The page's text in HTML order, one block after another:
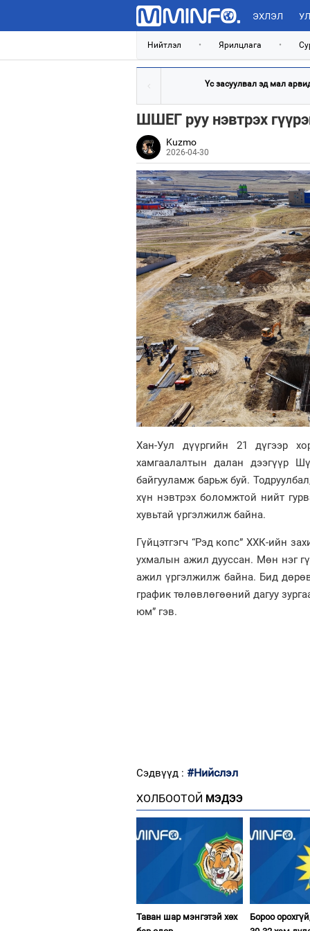
ЭХЛЭЛ
Нийтлэл • Ярилцлага •
Үс засуулвал эд мал
ШШЕГ руу нэвтрэх
Kuzmo
2026-04-30
Хан-Уул дүүргийн 21 дүгээр
хамгаалалтын далан дээгүүр
байгууламж барьж буй.
хүн нэвтрэх боломжтой нийт
хувьтай үргэлжилж байна.
Гүйцэтгэгч “Рэд копс” ХХК-ийн
ухмалын ажил дууссан. Мөн нэг
ажил үргэлжилж байна. Бид
график төлөвлөгөөний дагуу
юм” гэв.
Сэдвүүд : #Нийслэл
ХОЛБООТОЙ МЭДЭЭ
Таван шар мэнгэтэй хөх
Бороо